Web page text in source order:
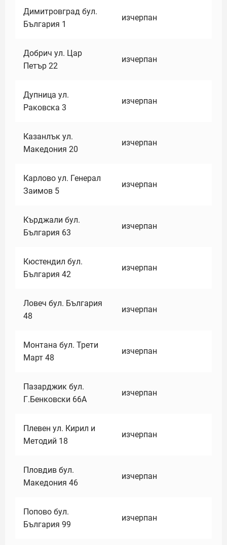
Димитровград бул.
България 1
изчерпан
Добрич ул. Цар
Петър 22
изчерпан
Дупница ул.
Раковска 3
изчерпан
Казанлък ул.
Македония 20
изчерпан
Карлово ул. Генерал
Заимов 5
изчерпан
Кърджали бул.
България 63
изчерпан
Кюстендил бул.
България 42
изчерпан
Ловеч бул. България
48
изчерпан
Монтана бул. Трети
Март 48
изчерпан
Пазарджик бул.
Г.Бенковски 66А
изчерпан
Плевен ул. Кирил и
Методий 18
изчерпан
Пловдив бул.
Македония 46
изчерпан
Попово бул.
България 99
изчерпан